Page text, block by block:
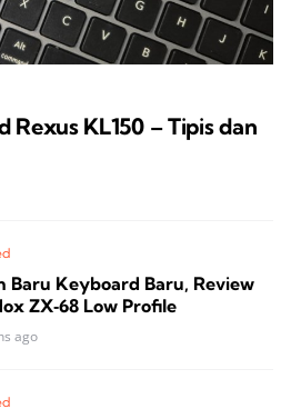
Rexus KL150 – Tipis dan
Baru Keyboard Baru, Review
ZX‑68 Low Profile
ago